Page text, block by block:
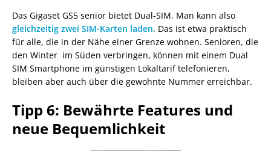
Das Gigaset GS5 senior bietet Dual-SIM. Man kann also
gleichzeitig zwei SIM-Karten laden. Das ist etwa praktisch
für alle, die in der Nähe einer Grenze wohnen. Senioren, die
den Winter im Süden verbringen, können mit einem Dual
SIM Smartphone im günstigen Lokaltarif telefonieren,
bleiben aber auch über die gewohnte Nummer erreichbar.
Tipp 6: Bewährte Features und
neue Bequemlichkeit